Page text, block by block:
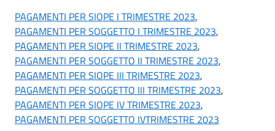
PAGAMENTI PER SIOPE I TRIMESTRE 2023,
PAGAMENTI PER SOGGETTO I TRIMESTRE 2023,
PAGAMENTI PER SIOPE II TRIMESTRE 2023,
PAGAMENTI PER SOGGETTO II TRIMESTRE 2023,
PAGAMENTI PER SIOPE III TRIMESTRE 2023,
PAGAMENTI PER SOGGETTO III TRIMESTRE 2023,
PAGAMENTI PER SIOPE IV TRIMESTRE 2023,
PAGAMENTI PER SOGGETTO IVTRIMESTRE 2023